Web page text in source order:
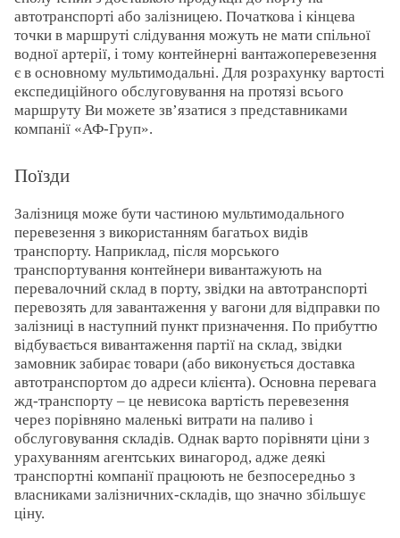
автотранспорті або залізницею. Початкова і кінцева
точки в маршруті слідування можуть не мати спільної
водної артерії, і тому контейнерні вантажоперевезення
є в основному мультимодальні. Для розрахунку вартості
експедиційного обслуговування на протязі всього
маршруту Ви можете зв’язатися з представниками
компанії «АФ-Груп».
Поїзди
Залізниця може бути частиною мультимодального
перевезення з використанням багатьох видів
транспорту. Наприклад, після морського
транспортування контейнери вивантажують на
перевалочний склад в порту, звідки на автотранспорті
перевозять для завантаження у вагони для відправки по
залізниці в наступний пункт призначення. По прибуттю
відбувається вивантаження партії на склад, звідки
замовник забирає товари (або виконується доставка
автотранспортом до адреси клієнта). Основна перевага
жд-транспорту – це невисока вартість перевезення
через порівняно маленькі витрати на паливо і
обслуговування складів. Однак варто порівняти ціни з
урахуванням агентських винагород, адже деякі
транспортні компанії працюють не безпосередньо з
власниками залізничних-складів, що значно збільшує
ціну.